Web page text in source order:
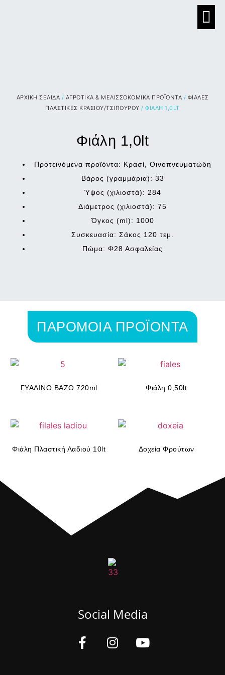
ΑΡΧΙΚΉ ΣΕΛΊΔΑ / ΑΓΡΟΤΙΚΑ & ΜΕΛΙΣΣΟΚΟΜΙΚΑ ΠΡΟΪΟΝΤΑ / ΦΙΑΛΕΣ
ΠΛΑΣΤΙΚΕΣ ΚΡΑΣΙΟΥ/ΤΣΙΠΟΥΡΟΥ / ΦΙΆΛΗ 1,0LT
Φιάλη 1,0lt
Προτεινόμενα προϊόντα: Κρασί, Οινοπνευματώδη
Βάρος (γραμμάρια): 33
Ύψος (χιλιοστά): 284
Διάμετρος (χιλιοστά): 75
Όγκος (ml): 1000
Συσκευασία: Σάκος 120 τεμ.
Πώμα: Φ28 Ασφαλείας
ΠΑΡΟΜΟΙΑ ΠΡΟΪΟΝΤΑ
ΓΥΑΛΙΝΟ ΒΑΖΟ 720ml Φιάλη 0,50lt
Φιάλη Πλαστική Λαδιού 10lt Δοχεία Φρούτων
Social Media